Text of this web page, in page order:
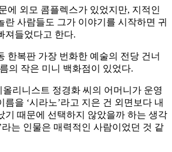
에 외모 콤플렉스가 있었지만, 지적인
란 사람들도 그가 이야기를 시작하면 귀
져들었다고 한다.
한복판 가장 번화한 예술의 전당 건너
의 작은 미니 백화점이 있었다.
리니스트 정경화 씨의 어머니가 운영
을 ‘시라노’라고 지은 건 외면보다 내
기 때문에 선택하지 않았을까 하는 생각
라는 인물은 매력적인 사람이었던 것 같